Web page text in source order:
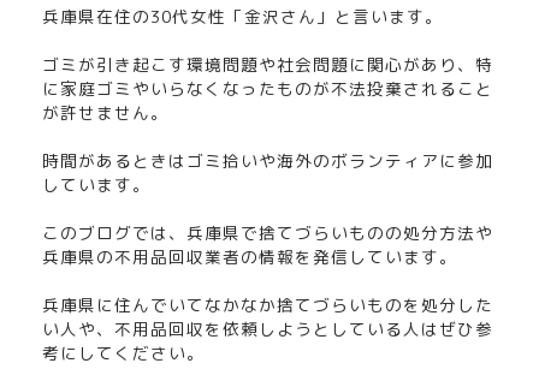
兵庫県在住の30代女性「金沢さん」と言います。
ゴミが引き起こす環境問題や社会問題に関心があり、特
に家庭ゴミやいらなくなったものが不法投棄されること
が許せません。
時間があるときはゴミ拾いや海外のボランティアに参加
しています。
このブログでは、兵庫県で捨てづらいものの処分方法や
兵庫県の不用品回収業者の情報を発信しています。
兵庫県に住んでいてなかなか捨てづらいものを処分した
い人や、不用品回収を依頼しようとしている人はぜひ参
考にしてください。